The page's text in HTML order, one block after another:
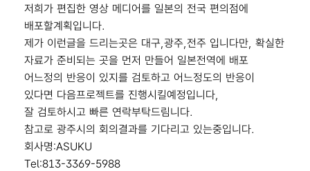
저희가 편집한 영상 메디어를 일본의 전국 편의점에
배포할계획입니다.
제가 이런글을 드리는곳은 대구,광주,전주 입니다만, 확실한
자료가 준비되는 곳을 먼저 만들어 일본전역에 배포
어느정의 반응이 있지를 검토하고 어느정도의 반응이
있다면 다음프로젝트를 진행시킬예정입니다,
잘 검토하시고 빠른 연락부탁드림니다.
참고로 광주시의 회의결과를 기다리고 있는중입니다.
회사명:ASUKU
Tel:813-3369-5988